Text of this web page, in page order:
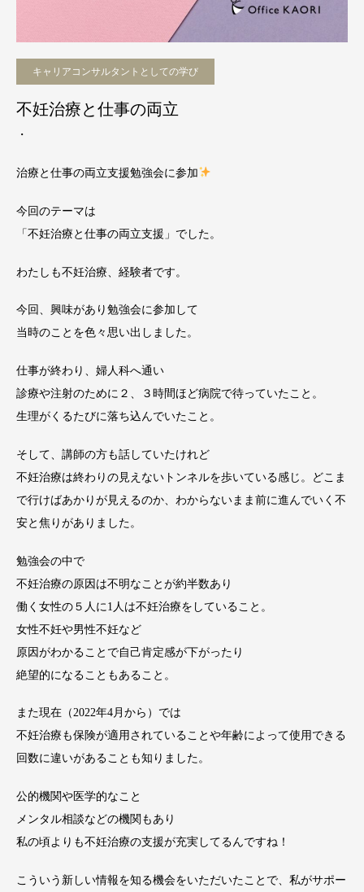
キャリアコンサルタントとしての学び
不妊治療と仕事の両立
・
治療と仕事の両立支援勉強会に参加
今回のテーマは
「不妊治療と仕事の両立支援」でした。
わたしも不妊治療、経験者です。
今回、興味があり勉強会に参加して
当時のことを色々思い出しました。
仕事が終わり、婦人科へ通い
診療や注射のために２、３時間ほど病院で待っていたこと。
生理がくるたびに落ち込んでいたこと。
そして、講師の方も話していたけれど
不妊治療は終わりの見えないトンネルを歩いている感じ。どこま
で行けばあかりが見えるのか、わからないまま前に進んでいく不
安と焦りがありました。
勉強会の中で
不妊治療の原因は不明なことが約半数あり
働く女性の５人に1人は不妊治療をしていること。
女性不妊や男性不妊など
原因がわかることで自己肯定感が下がったり
絶望的になることもあること。
また現在（2022年4月から）では
不妊治療も保険が適用されていることや年齢によって使用できる
回数に違いがあることも知りました。
公的機関や医学的なこと
メンタル相談などの機関もあり
私の頃よりも不妊治療の支援が充実してるんですね！
こういう新しい情報を知る機会をいただいたことで、私がサポー